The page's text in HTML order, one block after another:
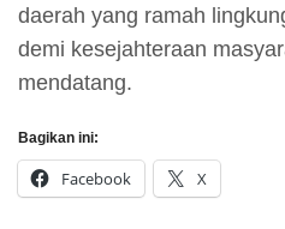
daerah yang ramah
demi kesejahteraan
mendatang.
Bagikan ini:
Facebook X